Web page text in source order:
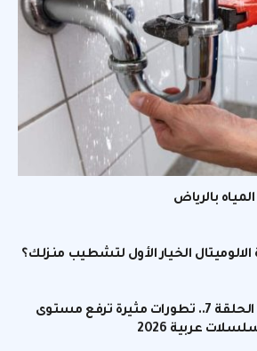
بالرياض
الالوميتال الخيار الأول لتشطيب منزلك؟
مسلسل تحت السن الحلقة 7.. تطورات مثيرة ترفع مستوى
عربية 2026